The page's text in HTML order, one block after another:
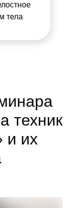
тела
техник
и их